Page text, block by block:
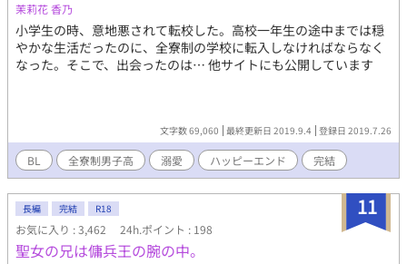
茉莉花 香乃
小学生の時、意地悪されて転校した。高校一年生の途中までは穏
やかな生活だったのに、全寮制の学校に転入しなければならなく
なった。そこで、出会ったのは… 他サイトにも公開しています
文字数 69,060 最終更新日 2019.9.4 登録日 2019.7.26
BL 全寮制男子高 溺愛 ハッピーエンド 完結
11
長編 完結 R18
お気に入り : 3,462 24h.ポイント : 198
聖女の兄は傭兵王の腕の中。